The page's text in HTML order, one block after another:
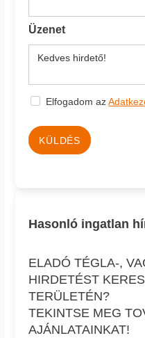
Üzenet
Elfogadom az
KÜLDÉS
Hasonló ingatlan
ELADÓ TÉGLA-,
HIRDETÉST
TERÜLETÉN?
TEKINTSE MEG
AJÁNLATAINKAT!